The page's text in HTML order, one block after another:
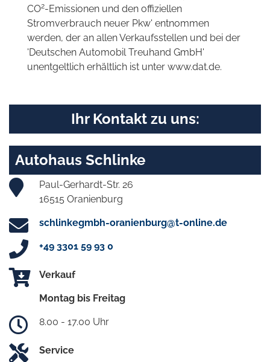
CO2-Emissionen und den offiziellen
Stromverbrauch neuer Pkw' entnommen
werden, der an allen Verkaufsstellen und bei der
'Deutschen Automobil Treuhand GmbH'
unentgeltlich erhältlich ist unter www.dat.de.
Ihr Kontakt zu uns:
Autohaus Schlinke
Paul-Gerhardt-Str. 26
16515 Oranienburg
schlinkegmbh-oranienburg@t-online.de
+49 3301 59 93 0
Verkauf
Montag bis Freitag
8.00 - 17.00 Uhr
Service